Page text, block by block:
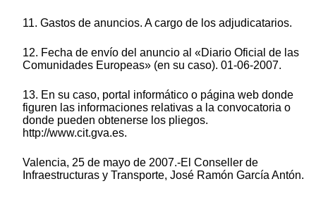
11. Gastos de anuncios. A cargo de los adjudicatarios.
12. Fecha de envío del anuncio al «Diario Oficial de las
Comunidades Europeas» (en su caso). 01-06-2007.
13. En su caso, portal informático o página web donde
figuren las informaciones relativas a la convocatoria o
donde pueden obtenerse los pliegos.
http://www.cit.gva.es.
Valencia, 25 de mayo de 2007.-El Conseller de
Infraestructuras y Transporte, José Ramón García Antón.